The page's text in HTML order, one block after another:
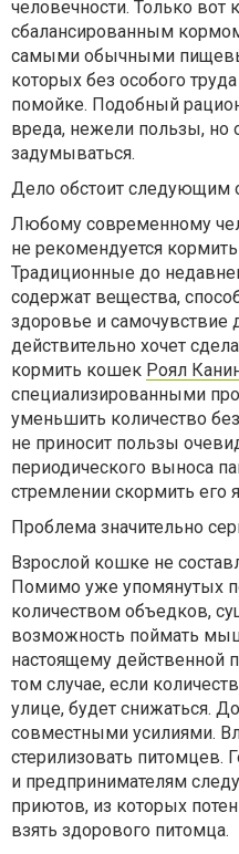
человечности. Только
сбалансированным
самыми обычными
которых без особого
помойке. Подобный
вреда, нежели пользы, но
задумываться.
Дело обстоит следующим
Любому современному
не рекомендуется
Традиционные до
содержат вещества,
здоровье и самочувствие
действительно хочет
кормить кошек Роял
специализированными
уменьшить количество
не приносит пользы
периодического выноса
стремлении скормить
Проблема значительно
Взрослой кошке не
Помимо уже упомянутых
количеством объедков,
возможность поймать
настоящему действенной
том случае, если
улице, будет снижаться.
совместными усилиями.
стерилизовать питомцев.
и предпринимателям
приютов, из которых
взять здорового питомца.